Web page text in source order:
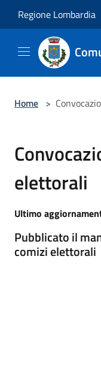
Regione Lombardia
Home >
elettorali
Ultimo
Pubblicato il
comizi elettorali